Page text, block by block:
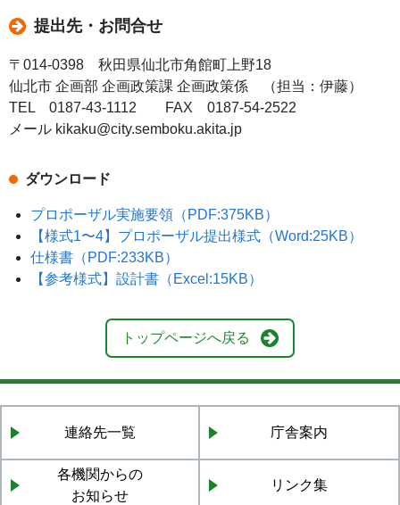
提出先・お問合せ
〒014-0398 秋田県仙北市角館町上野18
仙北市 企画部 企画政策課 企画政策係 （担当：伊藤）
TEL 0187-43-1112 FAX 0187-54-2522
メール kikaku@city.semboku.akita.jp
ダウンロード
プロポーザル実施要領（PDF:375KB）
【様式1〜4】プロポーザル提出様式（Word:25KB）
仕様書（PDF:233KB）
【参考様式】設計書（Excel:15KB）
トップページへ戻る
連絡先一覧 庁舎案内
各機関からの
お知らせ
リンク集